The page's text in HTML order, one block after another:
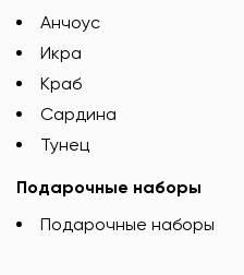
Анчоус
Икра
Краб
Сардина
Тунец
Подарочные наборы
Подарочные наборы